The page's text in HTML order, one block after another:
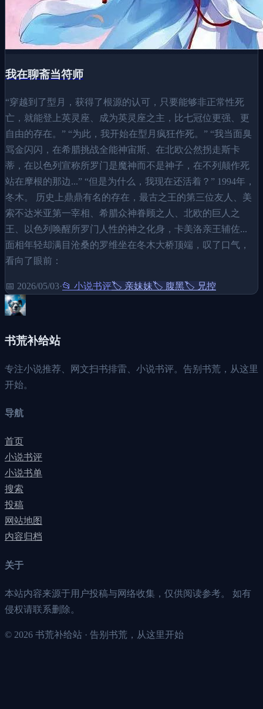
我在聊斋当符师
“穿越到了型月，获得了根源的认可，只要能够非正常性死
亡，就能登上英灵座、成为英灵座之主，比七冠位更强、更
自由的存在。” “为此，我开始在型月疯狂作死。” “我当面臭
骂金闪闪，在希腊挑战全能神宙斯、在北欧公然拐走斯卡
蒂，在以色列宣称所罗门是魔神而不是神子，在不列颠作死
站在摩根的那边...” “但是为什么，我现在还活着？” 1994年，
冬木。 历史上鼎鼎有名的存在，最古之王的第三位友人、美
索不达米亚第一宰相、希腊众神眷顾之人、北欧的巨人之
王、以色列唤醒所罗门人性的神之化身，卡美洛亲王辅佐...
面相年轻却满目沧桑的罗维坐在冬木大桥顶端，叹了口气，
看向了眼前：
📅 2026/05/03·📂 小说书评🏷️ 亲妹妹🏷️ 腹黑🏷️ 兄控
书荒补给站
专注小说推荐、网文扫书排雷、小说书评。告别书荒，从这里
开始。
导航
首页
小说书评
小说书单
搜索
投稿
网站地图
内容归档
关于
本站内容来源于用户投稿与网络收集，仅供阅读参考。 如有
侵权请联系删除。
© 2026 书荒补给站 · 告别书荒，从这里开始